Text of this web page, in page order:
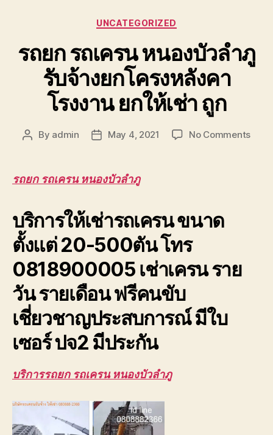
Categories
UNCATEGORIZED
รถยก รถเครน หนองบัวลำภู
รับจ้างยกโครงหลังคา
โรงงาน ยกให้เช่า ถูก
Post
By admin
PostMay 4, 2021 No Commentson
รถยก รถเครน หนองบัวลำภู
บริการให้เช่ารถเครน ขนาด
ตั้งแต่ 20-500ตัน โทร
0818900005 เช่าเครน ราย
วัน รายเดือน ฟรีคนขับ
เชี่ยวชาญประสบการณ์ มีใบ
เซอร์ ปจ2 มีประกัน
บริการรถยก รถเครน หนองบัวลำภู